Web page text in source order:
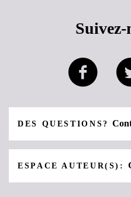
DES QUESTIONS?
ESPACE AUTEUR(S):